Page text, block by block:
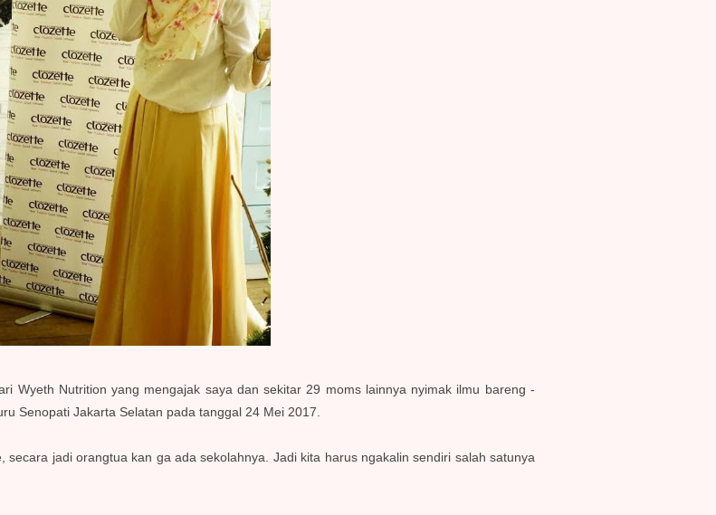
Wyeth Nutrition yang mengajak saya dan sekitar 29 moms lainnya nyimak ilmu bareng -
Senopati Jakarta Selatan pada tanggal 24 Mei 2017.
jadi orangtua kan ga ada sekolahnya. Jadi kita harus ngakalin sendiri salah satunya